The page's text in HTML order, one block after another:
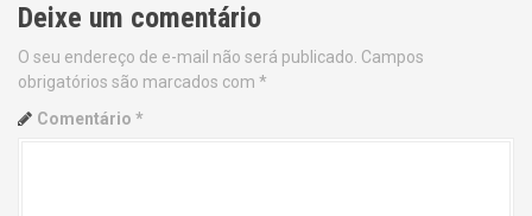
t
n
a
Deixe um comentário
O seu endereço de e-mail não será publicado. Campos
obrigatórios são marcados com *
Comentário *